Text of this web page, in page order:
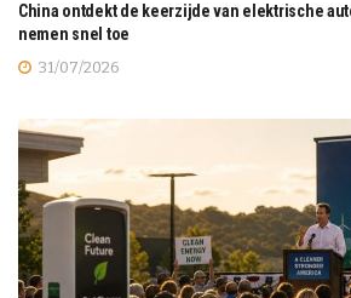
China ontdekt de keerzijde van elektrische
nemen snel toe
31/07/2026